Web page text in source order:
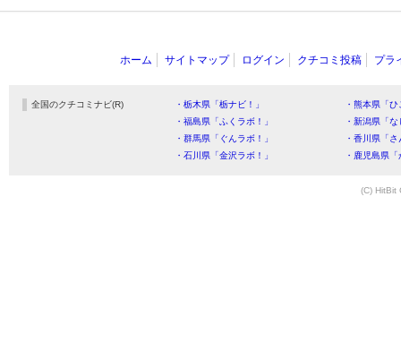
ホーム サイトマップ ログイン クチコミ投稿 プラ
全国のクチコミナビ(R) ・栃木県「栃ナビ！」
・熊本県「
・福島県「ふくラボ！」
・新潟県「
・群馬県「ぐんラボ！」
・香川県「
・石川県「金沢ラボ！」
・鹿児島県
(C) HitBit